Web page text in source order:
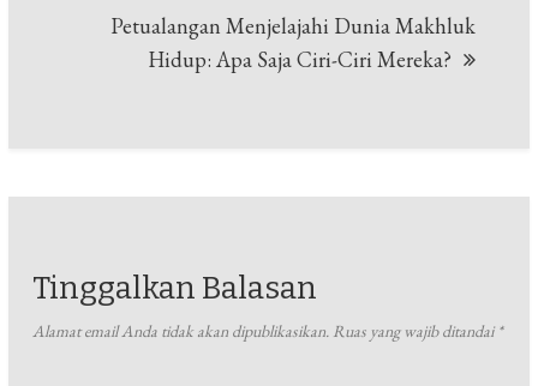
Petualangan Menjelajahi Dunia Makhluk
Hidup: Apa Saja Ciri-Ciri Mereka?
Tinggalkan Balasan
Alamat email Anda tidak akan dipublikasikan. Ruas yang wajib ditandai *